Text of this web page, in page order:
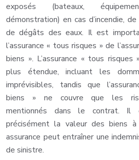
exposés (bateaux,
démonstration) en cas d’incendie,
de dégâts des eaux. Il est
l’assurance « tous risques » de
biens ». L’assurance « tous
plus étendue, incluant les
imprévisibles, tandis que
biens » ne couvre que les
mentionnés dans le contrat. Il
précisément la valeur des biens
assurance peut entraîner une
de sinistre.